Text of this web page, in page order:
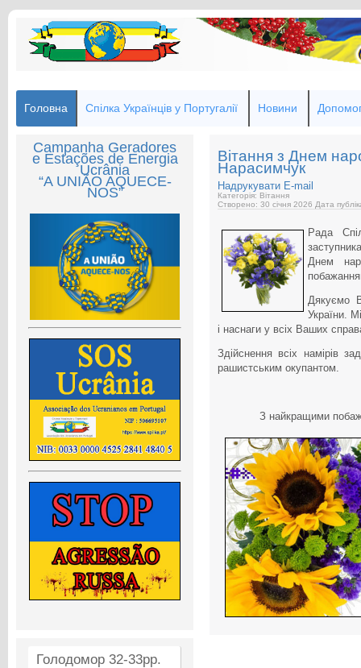
Головна Спілка Українців у Португалії Новини
Campanha Geradores
e Estações de Energia
Ucrânia
“A UNIÃO AQUECE-
NOS”
Голодомор 32-33рр.
Вітання з Днем
Нарасимчук
Надрукувати E-mail
Категорія: Вітання
Створено: 30 січня 2026 Дата
Рада
Днем
Дякуємо
України.
і наснаги у всіх Ваших
Здійснення всіх намірів
рашистським окупантом.
З найкращими